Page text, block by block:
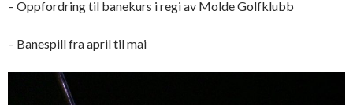
– Oppfordring til banekurs i regi av Molde Golfklubb
– Banespill fra april til mai